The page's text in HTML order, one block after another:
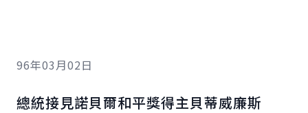
96年03月02日
總統接見諾貝爾和平獎得主貝蒂威廉斯